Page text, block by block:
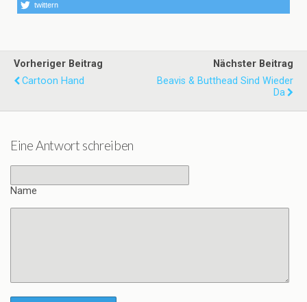
twittern
Vorheriger Beitrag
Cartoon Hand
Nächster Beitrag
Beavis & Butthead Sind Wieder
Da
Eine Antwort schreiben
Name